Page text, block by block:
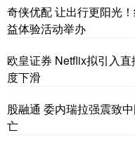
奇侠优配 让出行更阳光
益体验活动举办
欧皇证券 Netflix拟引入
度下滑
股融通 委内瑞拉强震致
亡